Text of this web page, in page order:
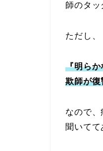
師のタッ
ただし、
『明らか
欺師が復
なので、
聞いて